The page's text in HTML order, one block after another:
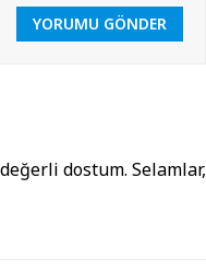
YORUMU GÖNDER
dostum. Selamlar,